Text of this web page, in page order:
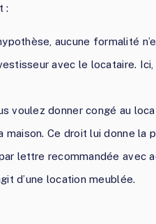
:
aucune formalité
avec le locataire. Ici,
voulez donner congé au
Ce droit lui donne la
lettre recommandée avec
d’une location meublée.